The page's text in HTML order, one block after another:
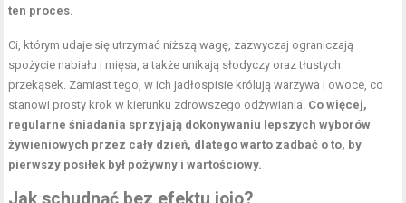
ten proces.
Ci, którym udaje się utrzymać niższą wagę, zazwyczaj ograniczają
spożycie nabiału i mięsa, a także unikają słodyczy oraz tłustych
przekąsek. Zamiast tego, w ich jadłospisie królują warzywa i owoce, co
stanowi prosty krok w kierunku zdrowszego odżywiania. Co więcej,
regularne śniadania sprzyjają dokonywaniu lepszych wyborów
żywieniowych przez cały dzień, dlatego warto zadbać o to, by
pierwszy posiłek był pożywny i wartościowy.
Jak schudnąć bez efektu jojo?